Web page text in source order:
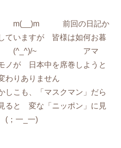
m(__)m 前回の日記か
ていますが 皆様は如何お暮
・？ (^_^)/~ アマ
ノが 日本中を席巻しようと
わりありません
、「マスクマン」だら
と 変な「ニッポン」に見
(；一_一)